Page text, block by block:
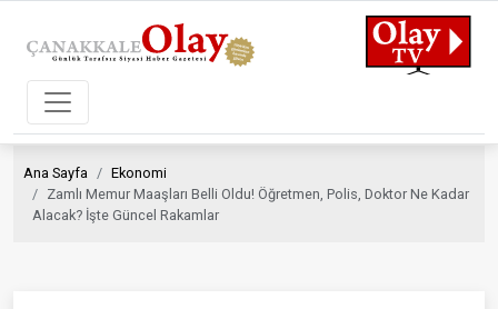
Ana Sayfa
Ekonomi
Zamlı Memur Maaşları Belli Oldu! Öğretmen, Polis, Doktor Ne Kadar
Alacak? İşte Güncel Rakamlar